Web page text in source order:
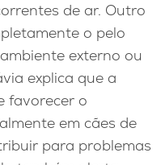
de ar. Outro
o pelo
externo ou
explica que a
favorecer o
em cães de
para problemas